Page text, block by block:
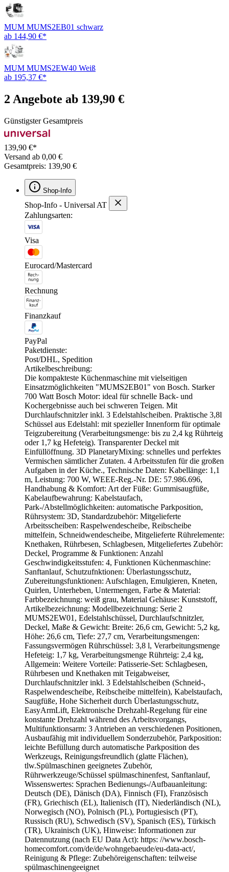
MUM MUMS2EB01 schwarz
ab 144,90 €*
MUM MUMS2EW40 Weiß
ab 195,37 €*
2 Angebote ab 139,90 €
Günstigster Gesamtpreis
139,90 €*
Versand ab 0,00 €
Gesamtpreis: 139,90 €
Shop-Info
Shop-Info - Universal AT
Zahlungsarten:
Visa
Eurocard/Mastercard
Rechnung
Finanzkauf
PayPal
Paketdienste:
Post/DHL, Spedition
Artikelbeschreibung:
Die kompakteste Küchenmaschine mit vielseitigen
Einsatzmöglichkeiten "MUMS2EB01" von Bosch. Starker
700 Watt Bosch Motor: ideal für schnelle Back- und
Kochergebnisse auch bei schweren Teigen. Mit
Durchlaufschnitzler inkl. 3 Edelstahlscheiben. Praktische 3,8l
Schüssel aus Edelstahl: mit spezieller Innenform für optimale
Teigzubereitung (Verarbeitungsmenge: bis zu 2,4 kg Rührteig
oder 1,7 kg Hefeteig). Transparenter Deckel mit
Einfüllöffnung. 3D PlanetaryMixing: schnelles und perfektes
Vermischen sämtlicher Zutaten. 4 Arbeitsstufen für die großen
Aufgaben in der Küche., Technische Daten: Kabellänge: 1,1
m, Leistung: 700 W, WEEE-Reg.-Nr. DE: 57.986.696,
Handhabung & Komfort: Art der Füße: Gummisaugfüße,
Kabelaufbewahrung: Kabelstaufach,
Park-/Abstellmöglichkeiten: automatische Parkposition,
Rührsystem: 3D, Standardzubehör: Mitgelieferte
Arbeitsscheiben: Raspelwendescheibe, Reibscheibe
mittelfein, Schneidwendescheibe, Mitgelieferte Rührelemente:
Knethaken, Rührbesen, Schlagbesen, Mitgeliefertes Zubehör:
Deckel, Programme & Funktionen: Anzahl
Geschwindigkeitsstufen: 4, Funktionen Küchenmaschine:
Sanftanlauf, Schutzufnktionen: Überlastungsschutz,
Zubereitungsfunktionen: Aufschlagen, Emulgieren, Kneten,
Quirlen, Unterheben, Untermengen, Farbe & Material:
Farbbezeichnung: weiß grau, Material Gehäuse: Kunststoff,
Artikelbezeichnung: Modellbezeichnung: Serie 2
MUMS2EW01, Edelstahlschüssel, Durchlaufschnitzler,
Deckel, Maße & Gewicht: Breite: 26,6 cm, Gewicht: 5,2 kg,
Höhe: 26,6 cm, Tiefe: 27,7 cm, Verarbeitungsmengen:
Fassungsvermögen Rührschüssel: 3,8 l, Verarbeitungsmenge
Hefeteig: 1,7 kg, Verarbeitungsmenge Rührteig: 2,4 kg,
Allgemein: Weitere Vorteile: Patisserie-Set: Schlagbesen,
Rührbesen und Knethaken mit Teigabweiser,
Durchlaufschnitzler inkl. 3 Edelstahlscheiben (Schneid-,
Raspelwendescheibe, Reibscheibe mittelfein), Kabelstaufach,
Saugfüße, Hohe Sicherheit durch Überlastungsschutz,
EasyArmLift, Elektronische Drehzahl-Regelung für eine
konstante Drehzahl während des Arbeitsvorgangs,
Multifunktionsarm: 3 Antrieben an verschiedenen Positionen,
Ausbaufähig mit individuellem Sonderzubehör, Parkposition:
leichte Befüllung durch automatische Parkposition des
Werkzeugs, Reinigungsfreundlich (glatte Flächen),
tlw.Spülmaschinen geeignetes Zubehör,
Rührwerkzeuge/Schüssel spülmaschinenfest, Sanftanlauf,
Wissenswertes: Sprachen Bedienungs-/Aufbauanleitung:
Deutsch (DE), Dänisch (DA), Finnisch (FI), Französisch
(FR), Griechisch (EL), Italienisch (IT), Niederländisch (NL),
Norwegisch (NO), Polnisch (PL), Portugiesisch (PT),
Russisch (RU), Schwedisch (SV), Spanisch (ES), Türkisch
(TR), Ukrainisch (UK), Hinweise: Informationen zur
Datennutzung (nach EU Data Act): https: //www.bosch-
homecomfort.com/de/de/wohngebaeude/eu-data-act/,
Reinigung & Pflege: Zubehöreigenschaften: teilweise
spülmaschinengeeignet